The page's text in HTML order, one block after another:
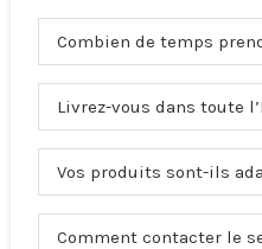
Combien de temps
Livrez-vous dans toute
Vos produits sont-ils
Comment contacter le